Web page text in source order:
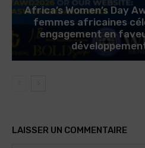
Africa’s Women’s Day
femmes africaines
engagement en
LAISSER UN COMMENTAIRE